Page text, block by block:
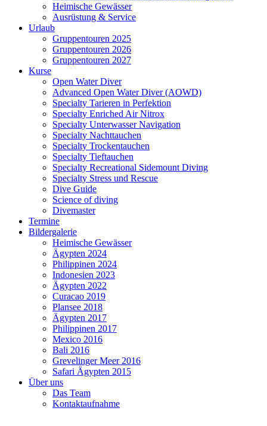
Heimische Gewässer
Ausrüstung & Service
Urlaub
Gruppentouren 2025
Gruppentouren 2026
Gruppentouren 2027
Kurse
Open Water Diver
Advanced Open Water Diver (AOWD)
Specialty Tarieren in Perfektion
Specialty Enriched Air Nitrox
Specialty Unterwasser Navigation
Specialty Nachttauchen
Specialty Trockentauchen
Specialty Tieftauchen
Specialty Recreational Sidemount Diving
Specialty Stress und Rescue
Dive Guide
Science of diving
Divemaster
Termine
Bildergalerie
Heimische Gewässer
Ägypten 2024
Philippinen 2024
Indonesien 2023
Ägypten 2022
Curacao 2019
Plansee 2018
Ägypten 2017
Philippinen 2017
Mexico 2016
Bali 2016
Grevelinger Meer 2016
Safari Ägypten 2015
Über uns
Das Team
Kontaktaufnahme